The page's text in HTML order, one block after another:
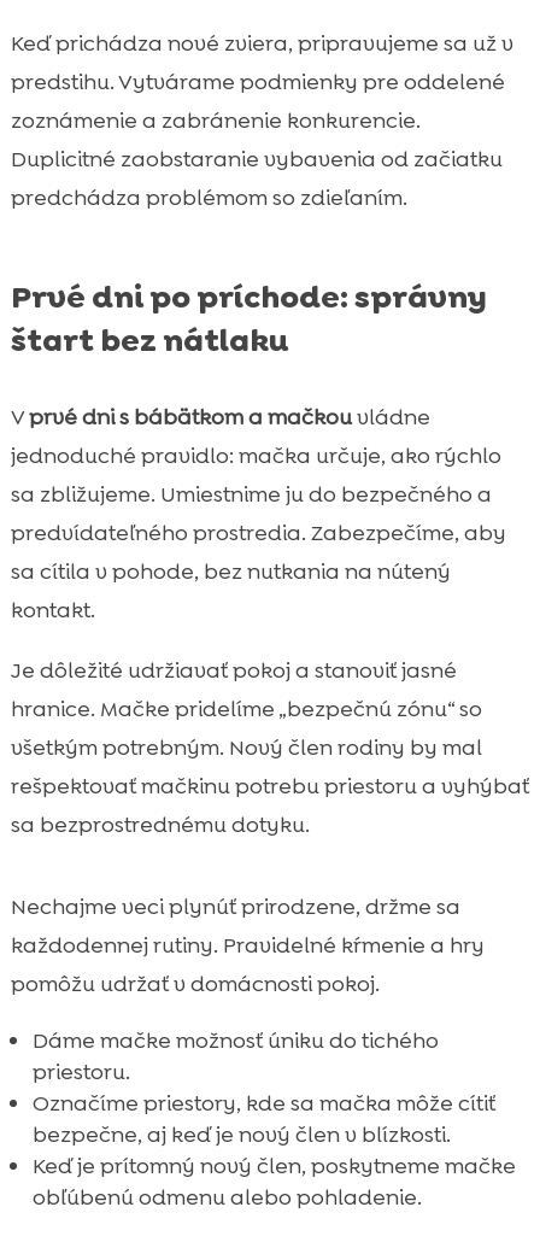
Keď prichádza nové zviera, pripravujeme sa už v
predstihu. Vytvárame podmienky pre oddelené
zoznámenie a zabránenie konkurencie.
Duplicitné zaobstaranie vybavenia od začiatku
predchádza problémom so zdieľaním.
Prvé dni po príchode: správny
štart bez nátlaku
Vprvé dni s bábätkom a mačkouvládne
jednoduché pravidlo: mačka určuje, ako rýchlo
sa zbližujeme. Umiestnime ju do bezpečného a
predvídateľného prostredia. Zabezpečíme, aby
sa cítila v pohode, bez nutkania na nútený
kontakt.
Je dôležité udržiavať pokoj a stanoviť jasné
hranice. Mačke pridelíme „bezpečnú zónu“ so
všetkým potrebným. Nový člen rodiny by mal
rešpektovať mačkinu potrebu priestoru a vyhýbať
sa bezprostrednému dotyku.
Nechajme veci plynúť prirodzene, držme sa
každodennej rutiny. Pravidelné kŕmenie a hry
pomôžu udržať v domácnosti pokoj.
Dáme mačke možnosť úniku do tichého
priestoru.
Označíme priestory, kde sa mačka môže cítiť
bezpečne, aj keď je nový člen v blízkosti.
Keď je prítomný nový člen, poskytneme mačke
obľúbenú odmenu alebo pohladenie.